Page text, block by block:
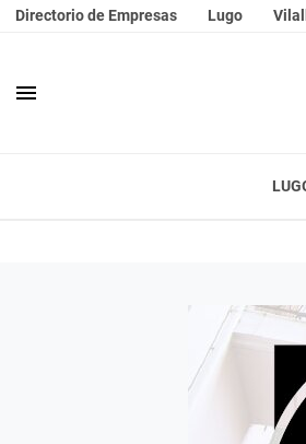
Directorio de Empresas Lugo
menu